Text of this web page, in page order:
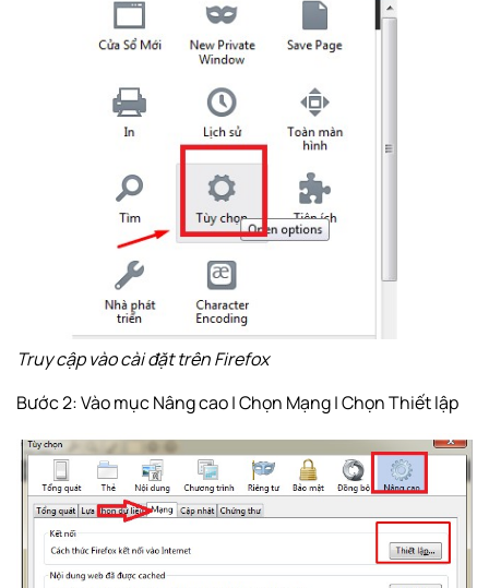
Truy cập vào cài đặt trên Firefox
Bước 2: Vào mục Nâng cao | Chọn Mạng | Chọn Thiết lập